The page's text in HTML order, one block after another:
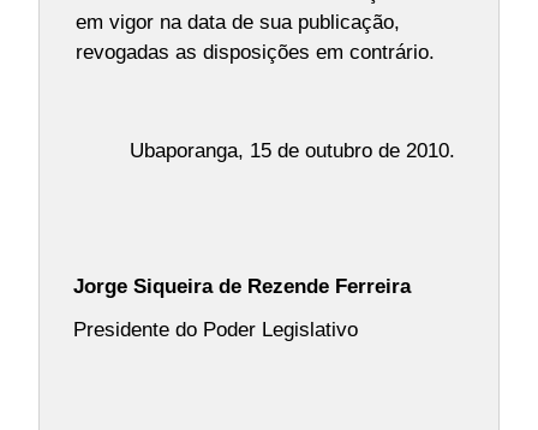
em vigor na data de sua publicação,
revogadas as disposições em contrário.
Ubaporanga, 15 de outubro de 2010.
Jorge Siqueira de Rezende Ferreira
Presidente do Poder Legislativo